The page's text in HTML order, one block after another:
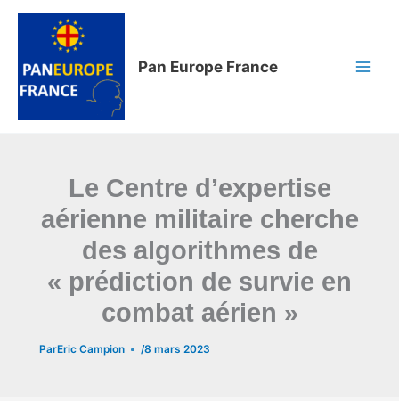
Aller
Pan Europe France
Le Centre d’expertise
aérienne militaire cherche
des algorithmes de
« prédiction de survie en
combat aérien »
ParEric Campion /8 mars 2023